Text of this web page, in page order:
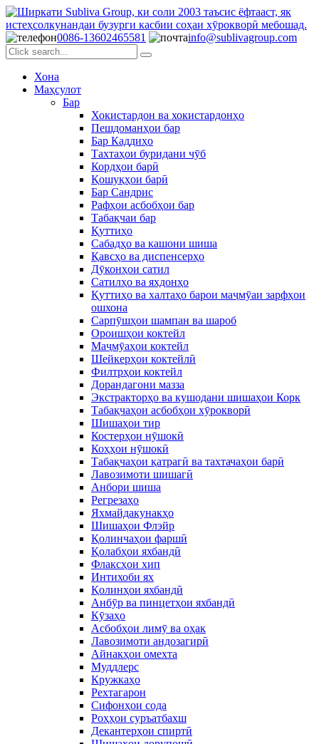
0086-13602465581 info@sublivagroup.com
Хона
Маҳсулот
Бар
Хокистардон ва хокистардонҳо
Пешдоманҳои бар
Бар Каддиҳо
Тахтаҳои буридани чӯб
Кордҳои барӣ
Қошуқҳои барӣ
Бар Сандрис
Рафҳои асбобҳои бар
Табақчаи бар
Қуттиҳо
Сабадҳо ва кашони шиша
Қавсҳо ва диспенсерҳо
Дӯконҳои сатил
Сатилҳо ва яхдонҳо
Қуттиҳо ва халтаҳо барои маҷмӯаи зарфҳои
ошхона
Сарпӯшҳои шампан ва шароб
Ороишҳои коктейл
Маҷмӯаҳои коктейл
Шейкерҳои коктейлӣ
Филтрҳои коктейл
Дорандагони мазза
Экстракторҳо ва кушодани шишаҳои Корк
Табақчаҳои асбобҳои хӯрокворӣ
Шишаҳои тир
Костерҳои нӯшокӣ
Коҳҳои нӯшокӣ
Табақчаҳои қатрагӣ ва тахтачаҳои барӣ
Лавозимоти шишагӣ
Анбори шиша
Регрезаҳо
Яхмайдакунакҳо
Шишаҳои Флэйр
Қолинчаҳои фаршӣ
Қолабҳои яхбандӣ
Флаксҳои хип
Интихоби ях
Қолинҳои яхбандӣ
Анбӯр ва пинцетҳои яхбандӣ
Кӯзаҳо
Асбобҳои лимӯ ва оҳак
Лавозимоти андозагирӣ
Айнакҳои омехта
Муддлерс
Кружкаҳо
Рехтагарон
Сифонҳои сода
Роҳҳои суръатбахш
Декантерҳои спиртӣ